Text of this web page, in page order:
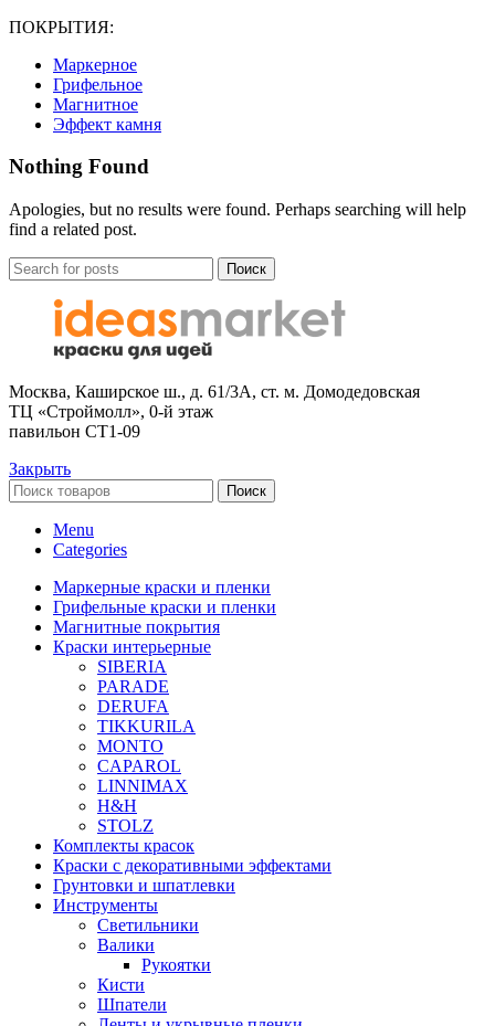
ПОКРЫТИЯ:
Маркерное
Грифельное
Магнитное
Эффект камня
Nothing Found
Apologies, but no results were found. Perhaps searching will help
find a related post.
Поиск
Москва, Каширское ш., д. 61/3А, ст. м. Домодедовская
ТЦ «Строймолл», 0-й этаж
павильон СТ1-09
Закрыть
Поиск
Menu
Categories
Маркерные краски и пленки
Грифельные краски и пленки
Магнитные покрытия
Краски интерьерные
SIBERIA
PARADE
DERUFA
TIKKURILA
MONTO
CAPAROL
LINNIMAX
H&H
STOLZ
Комплекты красок
Краски с декоративными эффектами
Грунтовки и шпатлевки
Инструменты
Светильники
Валики
Рукоятки
Кисти
Шпатели